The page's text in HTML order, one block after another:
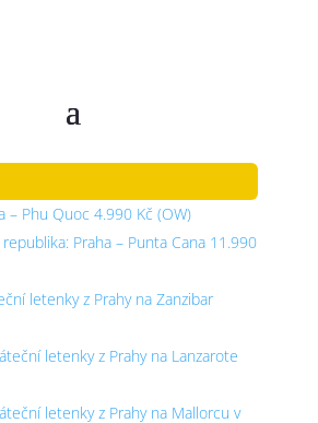
– Phu Quoc 4.990 Kč (OW)
Praha – Punta Cana 11.990
letenky z Prahy na Zanzibar
letenky z Prahy na Lanzarote
letenky z Prahy na Mallorcu v